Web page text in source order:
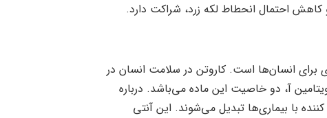
احتمال انحطاط لکه زرد، شراکت دارد.
برای انسان‌ها است. کاروتن در سلامت انسان در
آ، دو خاصیت این ماده می‌باشد. درباره
مقابله کننده با بیماری‌ها تبدیل می‌شوند. این آنتی